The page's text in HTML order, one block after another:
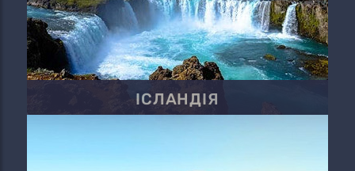
ІСЛАНДІЯ